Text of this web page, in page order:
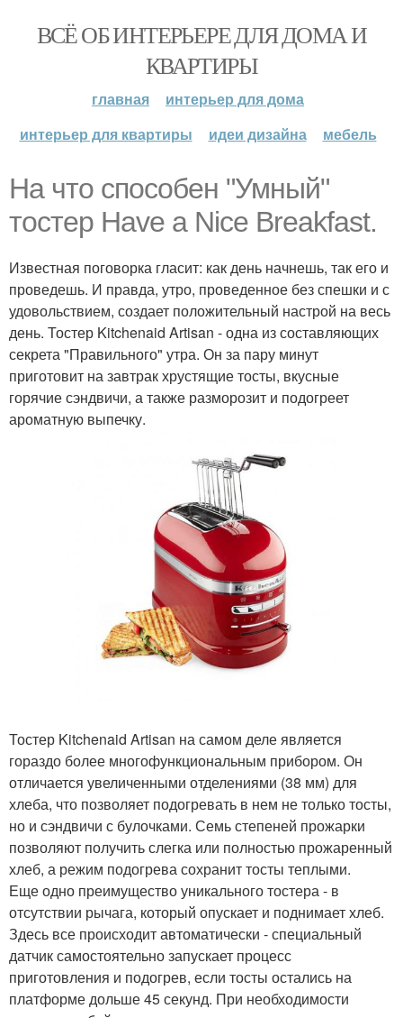
ВСЁ ОБ ИНТЕРЬЕРЕ ДЛЯ ДОМА И
КВАРТИРЫ
главная
интерьер для дома
интерьер для квартиры
идеи дизайна мебель
На что способен "Умный"
тостер Have a Nice Breakfast.
Известная поговорка гласит: как день начнешь, так его и
проведешь. И правда, утро, проведенное без спешки и с
удовольствием, создает положительный настрой на весь
день. Тостер Kitchenaid Artisan - одна из составляющих
секрета "Правильного" утра. Он за пару минут
приготовит на завтрак хрустящие тосты, вкусные
горячие сэндвичи, а также разморозит и подогреет
ароматную выпечку.
Тостер Kitchenaid Artisan на самом деле является
гораздо более многофункциональным прибором. Он
отличается увеличенными отделениями (38 мм) для
хлеба, что позволяет подогревать в нем не только тосты,
но и сэндвичи с булочками. Семь степеней прожарки
позволяют получить слегка или полностью прожаренный
хлеб, а режим подогрева сохранит тосты теплыми.
Еще одно преимущество уникального тостера - в
отсутствии рычага, который опускает и поднимает хлеб.
Здесь все происходит автоматически - специальный
датчик самостоятельно запускает процесс
приготовления и подогрев, если тосты остались на
платформе дольше 45 секунд. При необходимости